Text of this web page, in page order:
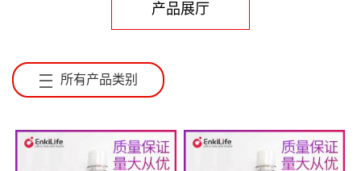
产品展厅
所有产品类别